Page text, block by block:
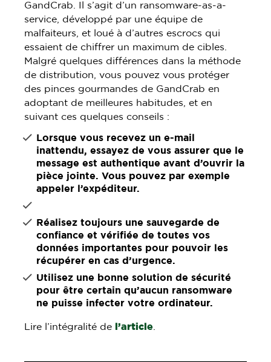
GandCrab. Il s’agit d’un ransomware-as-a-
service, développé par une équipe de
malfaiteurs, et loué à d’autres escrocs qui
essaient de chiffrer un maximum de cibles.
Malgré quelques différences dans la méthode
de distribution, vous pouvez vous protéger
des pinces gourmandes de GandCrab en
adoptant de meilleures habitudes, et en
suivant ces quelques conseils :
Lorsque vous recevez un e-mail
inattendu, essayez de vous assurer que le
message est authentique avant d’ouvrir la
pièce jointe. Vous pouvez par exemple
appeler l’expéditeur.
Réalisez toujours une sauvegarde de
confiance et vérifiée de toutes vos
données importantes pour pouvoir les
récupérer en cas d’urgence.
Utilisez une bonne solution de sécurité
pour être certain qu’aucun ransomware
ne puisse infecter votre ordinateur.
Lire l’intégralité de l’article